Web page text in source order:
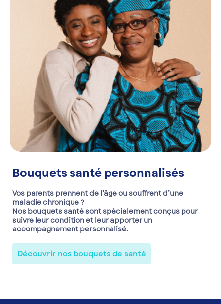
Bouquets santé personnalisés
Vos parents prennent de l’âge ou souffrent d’une
maladie chronique ?
Nos bouquets santé sont spécialement conçus pour
suivre leur condition et leur apporter un
accompagnement personnalisé.
Découvrir nos bouquets de santé